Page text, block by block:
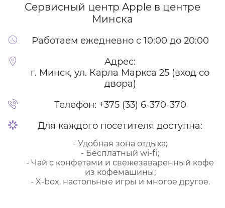
Сервисный центр Apple в центре
Минска
Работаем ежедневно с 10:00 до 20:00
Адрес:
г. Минск, ул. Карла Маркса 25 (вход со
двора)
Телефон: +375 (33) 6-370-370
Для каждого посетителя доступна:
- Удобная зона отдыха;
- Бесплатный wi-fi;
- Чай с конфетами и свежезаваренный кофе
из кофемашины;
- X-box, настольные игры и многое другое.